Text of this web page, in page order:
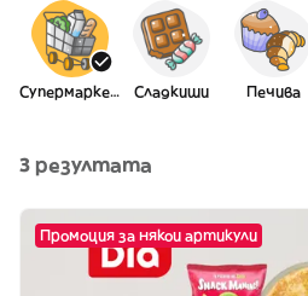
Супермаркет Сладкиши Печива
3 резултата
Промоция за някои артикули